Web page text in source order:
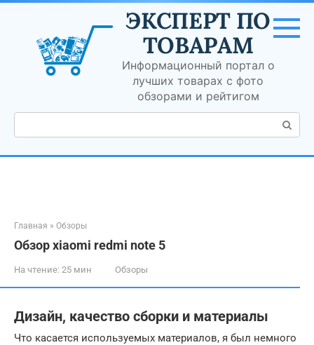
Перейти
контенту
ЭКСПЕРТ ПО
ТОВАРАМ
Информационный портал о
лучших товарах с фото
обзорами и рейтигом
Поиск:
Главная » Обзоры
Обзор xiaomi redmi note 5
На чтение: 25 мин Обзоры
Дизайн, качество сборки и материалы
Что касается используемых материалов, я был немного